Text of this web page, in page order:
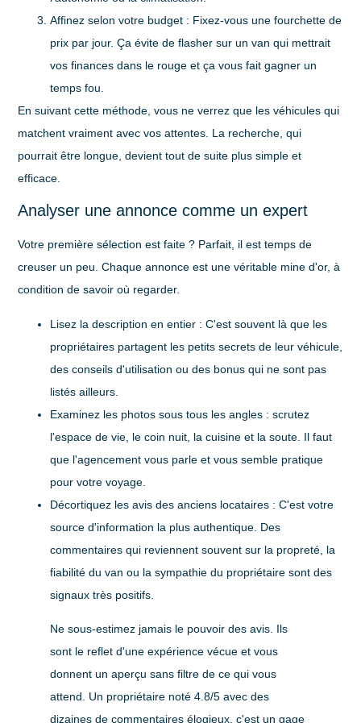
Affinez selon votre budget : Fixez-vous une fourchette de
prix par jour. Ça évite de flasher sur un van qui mettrait
vos finances dans le rouge et ça vous fait gagner un
temps fou.
En suivant cette méthode, vous ne verrez que les véhicules qui
matchent vraiment avec vos attentes. La recherche, qui
pourrait être longue, devient tout de suite plus simple et
efficace.
Analyser une annonce comme un expert
Votre première sélection est faite ? Parfait, il est temps de
creuser un peu. Chaque annonce est une véritable mine d'or, à
condition de savoir où regarder.
Lisez la description en entier : C'est souvent là que les
propriétaires partagent les petits secrets de leur véhicule,
des conseils d'utilisation ou des bonus qui ne sont pas
listés ailleurs.
Examinez les photos sous tous les angles : scrutez
l'espace de vie, le coin nuit, la cuisine et la soute. Il faut
que l'agencement vous parle et vous semble pratique
pour votre voyage.
Décortiquez les avis des anciens locataires : C'est votre
source d'information la plus authentique. Des
commentaires qui reviennent souvent sur la propreté, la
fiabilité du van ou la sympathie du propriétaire sont des
signaux très positifs.
Ne sous-estimez jamais le pouvoir des avis. Ils
sont le reflet d'une expérience vécue et vous
donnent un aperçu sans filtre de ce qui vous
attend. Un propriétaire noté4.8/5 avec des
dizaines de commentaires élogieux, c'est un gage